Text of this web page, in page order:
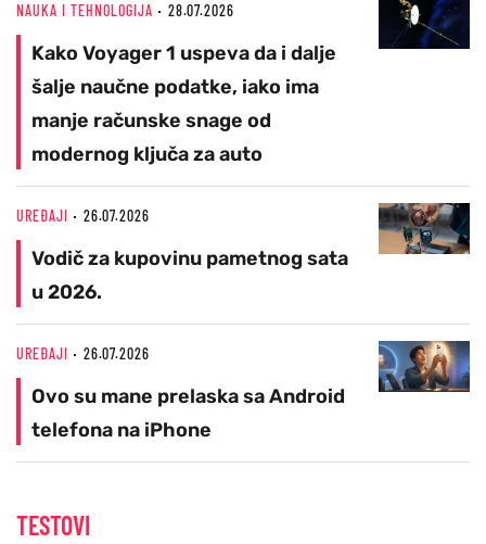
NAUKA I TEHNOLOGIJA 28.07.2026
Kako Voyager 1 uspeva da i dalje
šalje naučne podatke, iako ima
manje računske snage od
modernog ključa za auto
UREĐAJI 26.07.2026
Vodič za kupovinu pametnog sata
u 2026.
UREĐAJI 26.07.2026
Ovo su mane prelaska sa Android
telefona na iPhone
TESTOVI